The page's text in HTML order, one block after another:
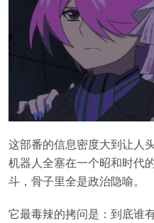
这部番的信息密度大到让人
机器人全塞在一个昭和时代
斗，骨子里全是政治隐喻。
它最毒辣的拷问是：到底谁